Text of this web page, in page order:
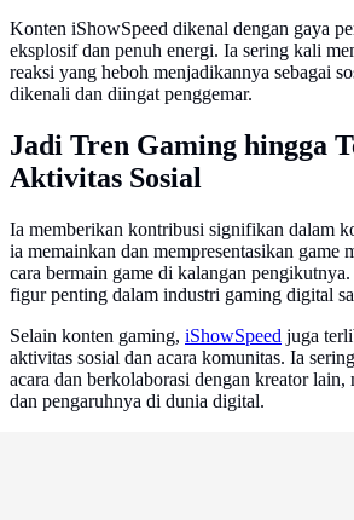
Konten iShowSpeed dikenal dengan gaya
eksplosif dan penuh energi. Ia sering kali
reaksi yang heboh menjadikannya sebagai
dikenali dan diingat penggemar.
Jadi Tren Gaming hingga
Aktivitas Sosial
Ia memberikan kontribusi signifikan dalam
ia memainkan dan mempresentasikan game
cara bermain game di kalangan
figur penting dalam industri gaming digital
Selain konten gaming, iShowSpeed juga
aktivitas sosial dan acara komunitas. Ia
acara dan berkolaborasi dengan kreator lain,
dan pengaruhnya di dunia digital.